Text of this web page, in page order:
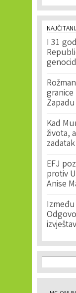
I 31
Zapadu
Kad
života,
zadatak
EFJ
protiv
Anise
Search